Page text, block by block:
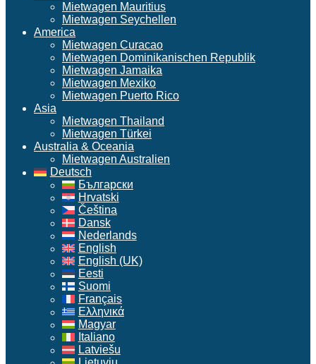
Mietwagen Mauritius
Mietwagen Seychellen
America
Mietwagen Curacao
Mietwagen Dominikanischen Republik
Mietwagen Jamaika
Mietwagen Mexiko
Mietwagen Puerto Rico
Asia
Mietwagen Thailand
Mietwagen Türkei
Australia & Oceania
Mietwagen Australien
Deutsch
Български
Hrvatski
Čeština
Dansk
Nederlands
English
English (UK)
Eesti
Suomi
Français
Ελληνικά
Magyar
Italiano
Latviešu